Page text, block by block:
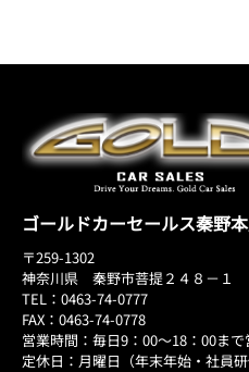
ゴールドカーセールス秦野
〒259-1302
神奈川県 秦野市菩提２４８－１
TEL：0463-74-0777
FAX：0463-74-0778
営業時間：毎日9：00～18：00まで
定休日：月曜日（年末年始・社員研